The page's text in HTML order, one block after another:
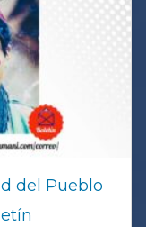
del Pueblo